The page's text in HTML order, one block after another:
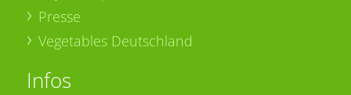
Presse
Vegetables Deutschland
Infos